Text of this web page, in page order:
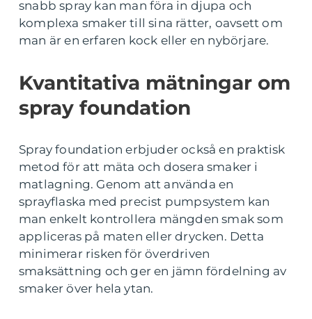
snabb spray kan man föra in djupa och
komplexa smaker till sina rätter, oavsett om
man är en erfaren kock eller en nybörjare.
Kvantitativa mätningar om
spray foundation
Spray foundation erbjuder också en praktisk
metod för att mäta och dosera smaker i
matlagning. Genom att använda en
sprayflaska med precist pumpsystem kan
man enkelt kontrollera mängden smak som
appliceras på maten eller drycken. Detta
minimerar risken för överdriven
smaksättning och ger en jämn fördelning av
smaker över hela ytan.